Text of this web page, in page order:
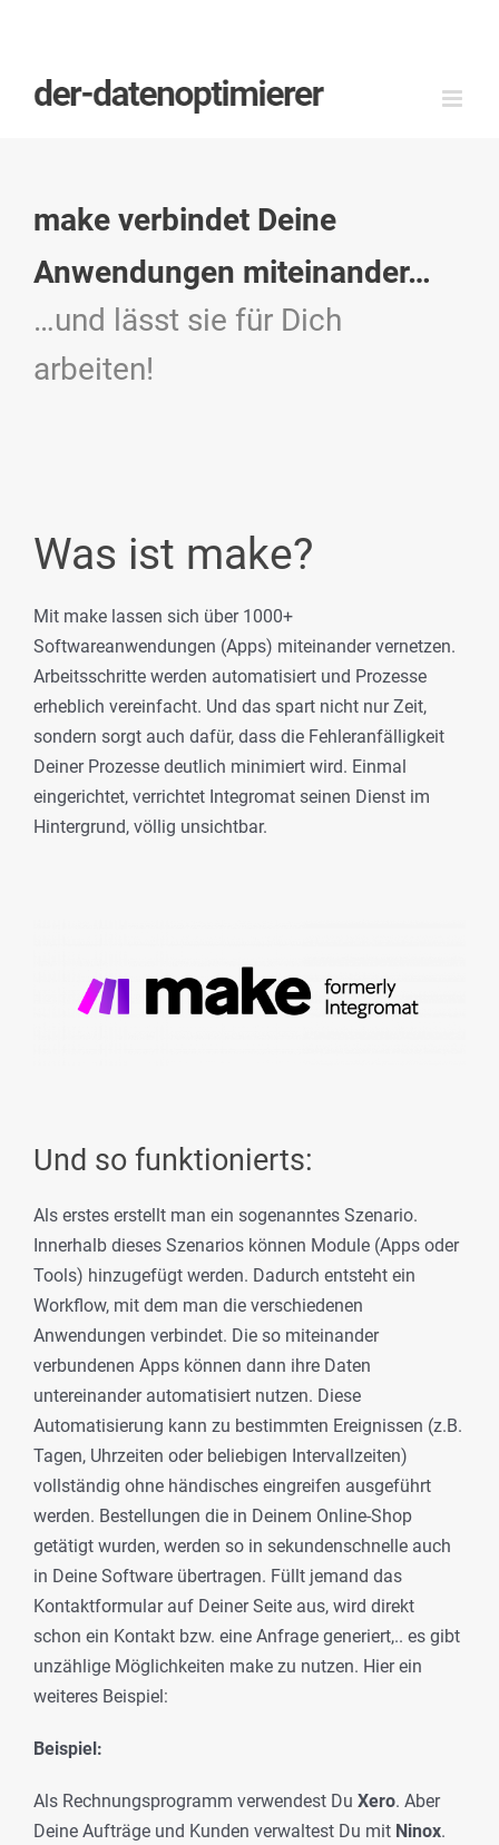
springen
make verbindet Deine
Anwendungen miteinander…
…und lässt sie für Dich
arbeiten!
Was ist make?
Mit make lassen sich über 1000+
Softwareanwendungen (Apps) miteinander vernetzen.
Arbeitsschritte werden automatisiert und Prozesse
erheblich vereinfacht. Und das spart nicht nur Zeit,
sondern sorgt auch dafür, dass die Fehleranfälligkeit
Deiner Prozesse deutlich minimiert wird. Einmal
eingerichtet, verrichtet Integromat seinen Dienst im
Hintergrund, völlig unsichtbar.
Und so funktionierts:
Als erstes erstellt man ein sogenanntes Szenario.
Innerhalb dieses Szenarios können Module (Apps oder
Tools) hinzugefügt werden. Dadurch entsteht ein
Workflow, mit dem man die verschiedenen
Anwendungen verbindet. Die so miteinander
verbundenen Apps können dann ihre Daten
untereinander automatisiert nutzen. Diese
Automatisierung kann zu bestimmten Ereignissen (z.B.
Tagen, Uhrzeiten oder beliebigen Intervallzeiten)
vollständig ohne händisches eingreifen ausgeführt
werden. Bestellungen die in Deinem Online-Shop
getätigt wurden, werden so in sekundenschnelle auch
in Deine Software übertragen. Füllt jemand das
Kontaktformular auf Deiner Seite aus, wird direkt
schon ein Kontakt bzw. eine Anfrage generiert,.. es gibt
unzählige Möglichkeiten make zu nutzen. Hier ein
weiteres Beispiel:
Beispiel:
Als Rechnungsprogramm verwendest Du Xero. Aber
Deine Aufträge und Kunden verwaltest Du mit Ninox.